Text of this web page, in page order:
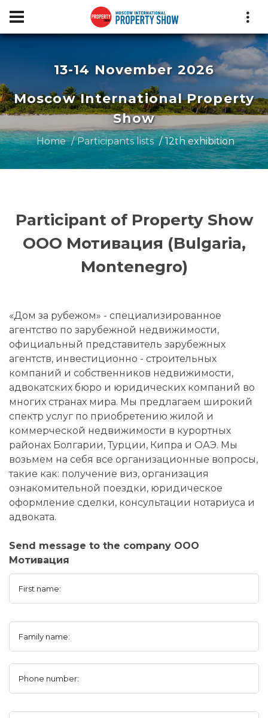
13-14 November 2026
Moscow International Property
Show
Home Participants lists 12th exhibition
Participant of Property Show
ООО Мотивация (Bulgaria,
Montenegro)
«Дом за рубежом» - специализированное
агентство по зарубежной недвижимости,
официальный представитель зарубежных
агентств, инвестиционно - строительных
компаний и собственников недвижимости,
адвокатских бюро и юридических компаний во
многих странах мира. Мы предлагаем широкий
спектр услуг по приобретению жилой и
коммерческой недвижимости в курортных
районах Болгарии, Турции, Кипра и ОАЭ. Мы
возьмем на себя все организационные вопросы,
такие как: получение виз, организация
ознакомительной поездки, юридическое
оформление сделки, консультации нотариуса и
адвоката.
Send message to the company ООО
Мотивация
First name:
Family name:
Phone number: